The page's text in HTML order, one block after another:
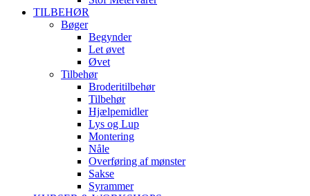
TILBEHØR
Bøger
Begynder
Let øvet
Øvet
Tilbehør
Broderitilbehør
Tilbehør
Hjælpemidler
Lys og Lup
Montering
Nåle
Overføring af mønster
Sakse
Syrammer